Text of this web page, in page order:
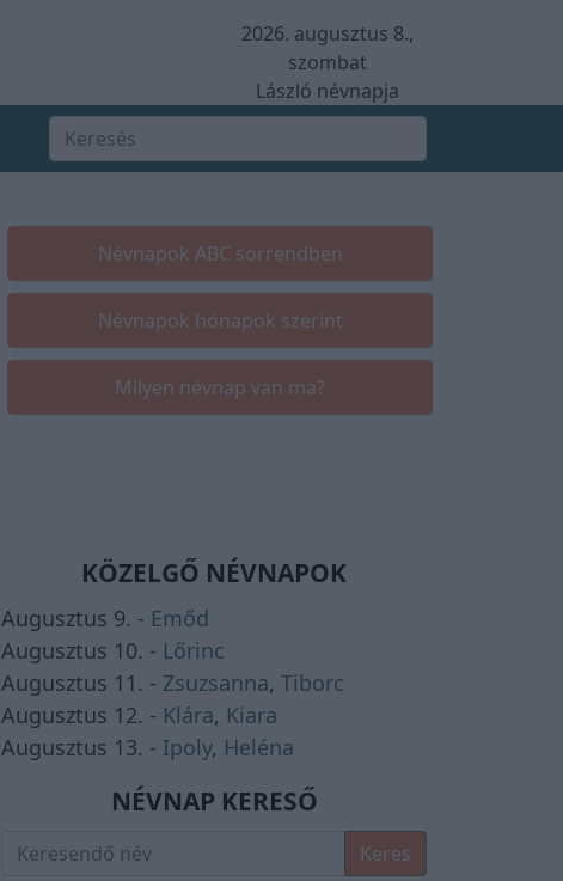
2026. augusztus 8.,
szombat
László névnapja
Névnapok ABC sorrendben
Névnapok hónapok szerint
Milyen névnap van ma?
KÖZELGŐ NÉVNAPOK
Augusztus 9. - Emőd
Augusztus 10. - Lőrinc
Augusztus 11. - Zsuzsanna, Tiborc
Augusztus 12. - Klára, Kiara
Augusztus 13. - Ipoly, Heléna
NÉVNAP KERESŐ
Keres